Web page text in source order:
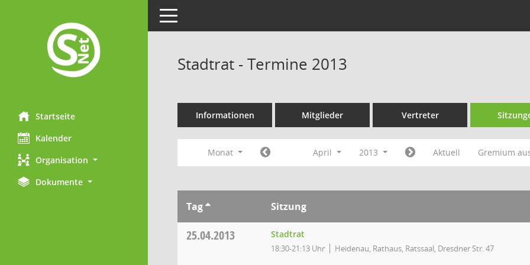
Startseite
Kalender
Organisation
Dokumente
Toggle navigation
Stadtrat - Termine 2013
Informationen Mitglieder Vertreter
Monat April 2013 Aktuell Gremium
Tag Sitzung
25.04.2013 Stadtrat
18:30-21:13 Uhr Heidenau, Rathaus, Ratssaal, Dresdner Str. 47